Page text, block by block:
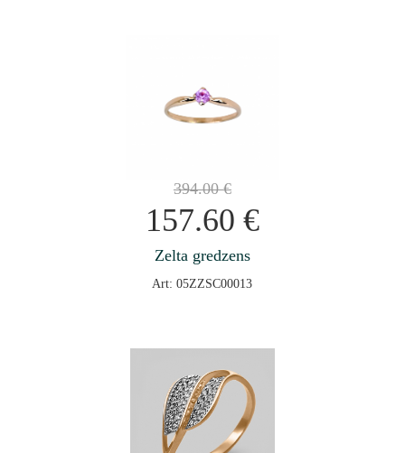
394.00€
157.60 €
Zelta gredzens
Art: 05ZZSC00013